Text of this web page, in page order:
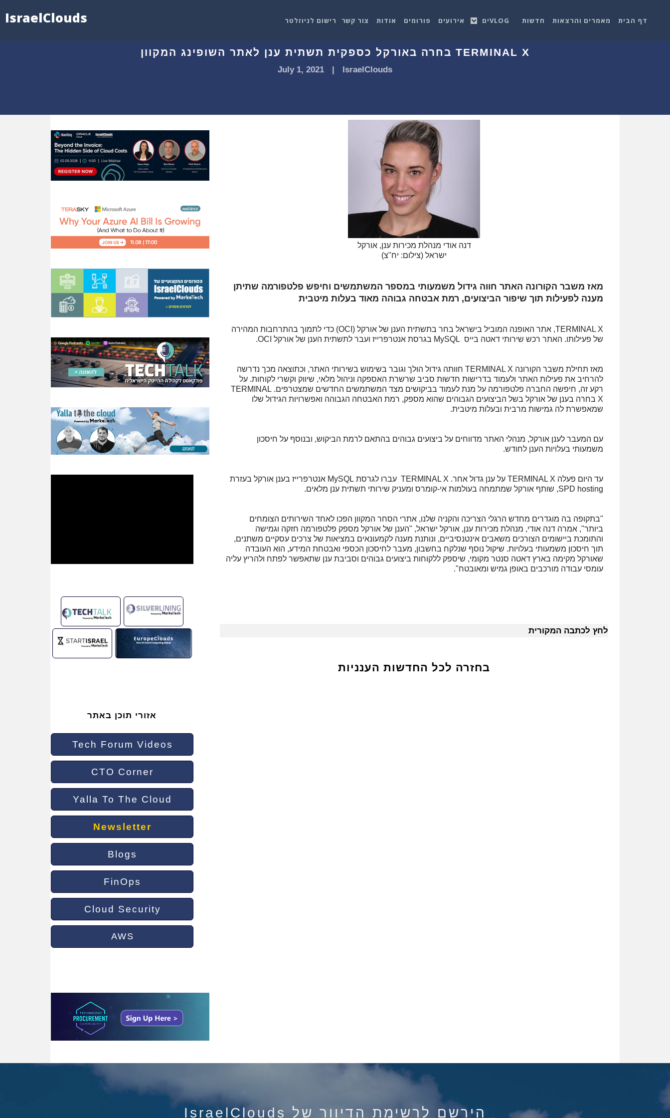
IsraelClouds דף הבית מאמרים והרצאות חדשות VLOGים אירועים פורומים אודות צור קשר רישום לניוזלטר
TERMINAL X בחרה באורקל כספקית תשתית ענן לאתר השופינג המקוון
IsraelClouds
|
July 1, 2021
אזורי תוכן באתר
Tech Forum Videos
CTO Corner
Yalla To The Cloud
Newsletter
Blogs
FinOps
Cloud Security
AWS
דנה אודי מנהלת מכירות ענן, אורקל
ישראל (צילום: יח"צ)
מאז משבר הקורונה האתר חווה גידול משמעותי במספר המשתמשים וחיפש פלטפורמה שתיתן
מענה לפעילות תוך שיפור הביצועים, רמת אבטחה גבוהה מאוד בעלות מיטבית
TERMINAL X, אתר האופנה המוביל בישראל בחר בתשתית הענן של אורקל (OCI) כדי לתמוך בהתרחבות המהירה
של פעילותו. האתר רכש שירותי דאטה בייס MySQL בגרסת אנטרפרייז ועבר לתשתית הענן של אורקל OCI.
מאז תחילת משבר הקורונה TERMINAL X חוותה גידול הולך וגובר בשימוש בשירותי האתר, וכתוצאה מכך נדרשה
להרחיב את פעילות האתר ולעמוד בדרישות חדשות סביב שרשרת האספקה וניהול מלאי, שיווק וקשרי לקוחות. על
רקע זה, חיפשה החברה פלטפורמה על מנת לעמוד בביקושים מצד המשתמשים החדשים שמצטרפים. TERMINAL
X בחרה בענן של אורקל בשל הביצועים הגבוהים שהוא מספק, רמת האבטחה הגבוהה ואפשרויות הגידול שלו
שמאפשרת לה גמישות מרבית ובעלות מיטבית.
עם המעבר לענן אורקל, מנהלי האתר מדווחים על ביצועים גבוהים בהתאם לרמת הביקוש, ובנוסף על חיסכון
משמעותי בעלויות הענן לחודש.
עד היום פעלה TERMINAL X על ענן גדול אחר. TERMINAL X עברו לגרסת MySQL אנטרפרייז בענן אורקל בעזרת
SPD hosting, שותף אורקל שמתמחה בעולמות אי-קומרס ומעניק שירותי תשתית ענן מלאים.
"בתקופה בה מוגדרים מחדש הרגלי הצריכה והקניה שלנו, אתרי הסחר המקוון הפכו לאחד השירותים הצומחים
ביותר", אמרה דנה אודי, מנהלת מכירות ענן, אורקל ישראל, "הענן של אורקל מספק פלטפורמה חזקה וגמישה
והתומכת ביישומים הצורכים משאבים אינטנסיביים, ונותנת מענה לקמעונאים במציאות של צרכים עסקיים משתנים,
תוך חיסכון משמעותי בעלויות. שיקול נוסף שנלקח בחשבון, מעבר לחיסכון הכספי ואבטחת המידע, הוא העובדה
שאורקל מקימה בארץ דאטה סנטר מקומי, שיספק ללקוחות ביצועים גבוהים וסביבת ענן שתאפשר לפתח ולהריץ עליה
עומסי עבודה מורכבים באופן גמיש ומאובטח".
לחץ לכתבה המקורית
בחזרה לכל החדשות הענניות
הירשם לרשימת הדיוור של IsraelClouds